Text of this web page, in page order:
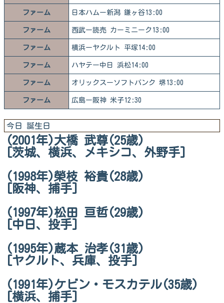
ファーム 日本ハムー新潟 鎌ヶ谷13:00
ファーム 西武ー読売 カーミニーク13:00
ファーム 横浜ーヤクルト 平塚14:00
ファーム ハヤテー中日 浜松14:00
ファーム オリックスーソフトバンク 堺13:00
ファーム 広島ー阪神 米子12:30
今日 誕生日
(2001年)大橋 武尊(25歳)
[茨城、横浜、メキシコ、外野手]
(1998年)榮枝 裕貴(28歳)
[阪神、捕手]
(1997年)松田 亘哲(29歳)
[中日、投手]
(1995年)蔵本 治孝(31歳)
[ヤクルト、兵庫、投手]
(1991年)ケビン・モスカテル(35歳)
[横浜、捕手]